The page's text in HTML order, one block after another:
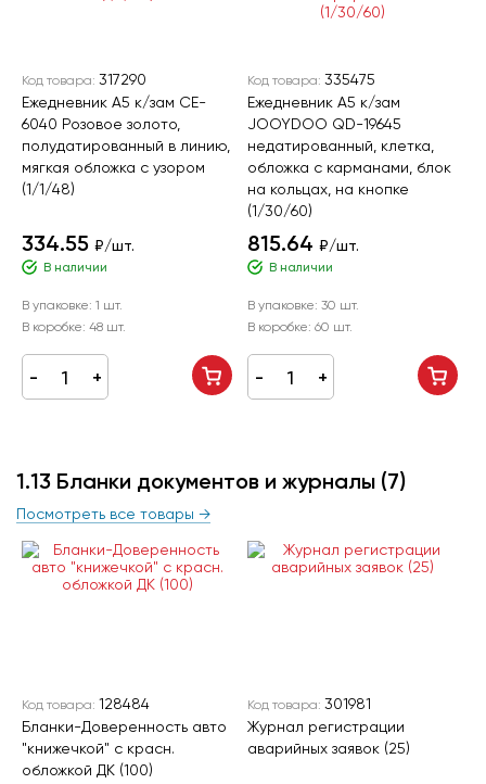
Код товара: 317290
Ежедневник А5 к/зам CE-
6040 Розовое золото,
полудатированный в линию,
мягкая обложка с узором
(1/1/48)
334.55 ₽/шт.
В наличии
В упаковке: 1 шт.
В коробке: 48 шт.
Код товара: 335475
Ежедневник А5 к/зам
JOOYDOO QD-19645
недатированный, клетка,
обложка с карманами, блок
на кольцах, на кнопке
(1/30/60)
815.64 ₽/шт.
В наличии
В упаковке: 30 шт.
В коробке: 60 шт.
1.13 Бланки документов и журналы (7)
Посмотреть все товары →
Код товара: 128484
Бланки-Доверенность авто
"книжечкой" с красн.
обложкой ДК (100)
Код товара: 301981
Журнал регистрации
аварийных заявок (25)